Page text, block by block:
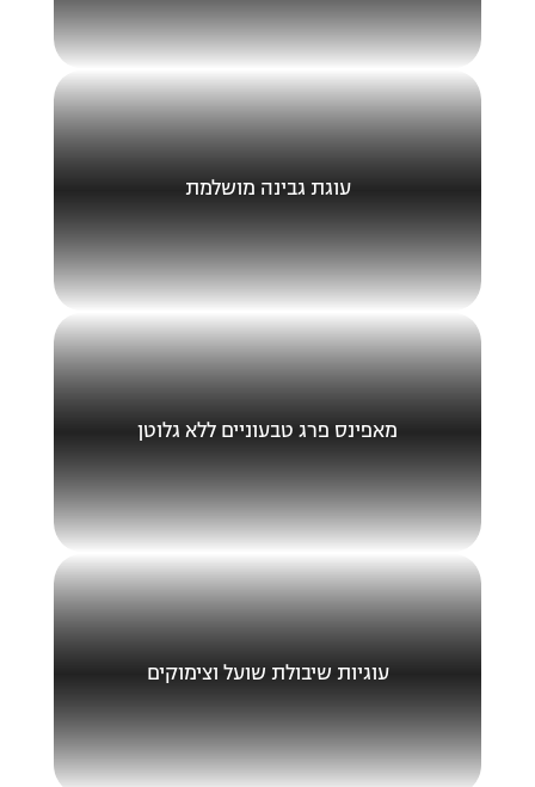
עוגת גבינה מושלמת
מאפינס פרג טבעוניים ללא גלוטן
עוגיות שיבולת שועל וצימוקים